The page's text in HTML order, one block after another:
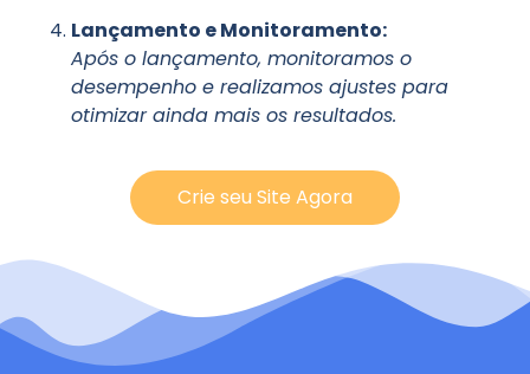
Lançamento e Monitoramento:
Após o lançamento, monitoramos o
desempenho e realizamos ajustes para
otimizar ainda mais os resultados.
Crie seu Site Agora